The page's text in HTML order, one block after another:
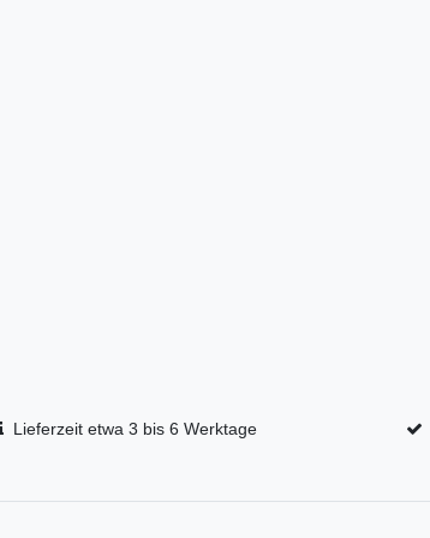
Lieferzeit etwa 3 bis 6 Werktage